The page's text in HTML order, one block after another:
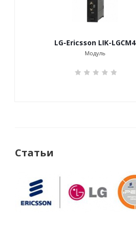
LG-Ericsson LIK-LGCM4
Модуль
Статьи